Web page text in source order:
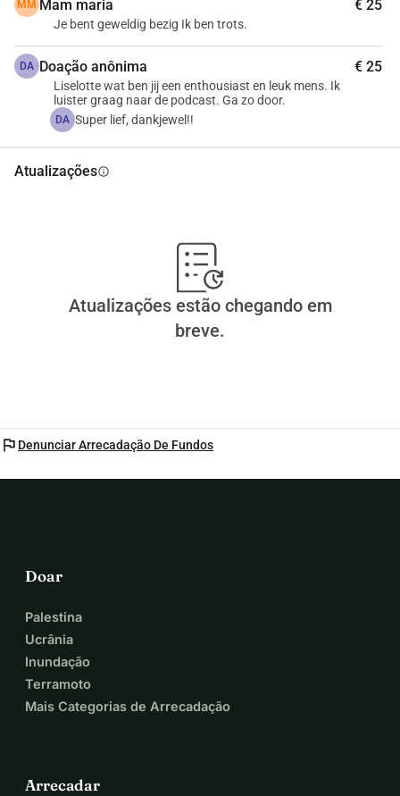
MM Mam maria € 25
Je bent geweldig bezig Ik ben trots.
DA Doação anônima € 25
Liselotte wat ben jij een enthousiast en leuk mens. Ik
luister graag naar de podcast. Ga zo door.
DA Super lief, dankjewel!!
Atualizaçõesinfo
Atualizações estão chegando em
breve.
flag Denunciar Arrecadação De Fundos
Doar
Palestina
Ucrânia
Inundação
Terramoto
Mais Categorias de Arrecadação
Arrecadar